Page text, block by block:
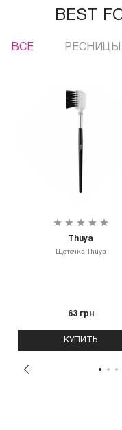
BEST
ВСЕ РЕСНИЦЫ
Thuya
Щеточка Thuya
63 грн
КУПИТЬ